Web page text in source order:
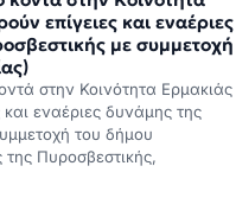
στην Κοινότητα Ερμακιάς
και εναέριες δυνάμης της
του δήμου
Πυροσβεστικής,
από το Σύλλογο